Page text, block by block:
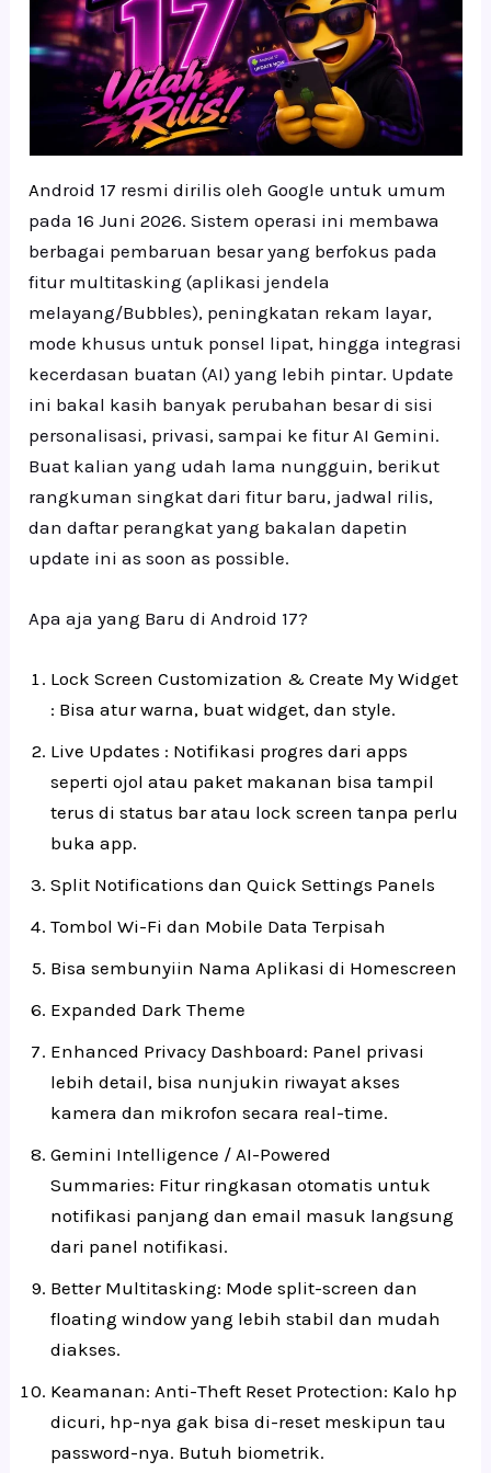
Android 17 resmi dirilis oleh Google untuk umum
pada 16 Juni 2026. Sistem operasi ini membawa
berbagai pembaruan besar yang berfokus pada
fitur multitasking (aplikasi jendela
melayang/Bubbles), peningkatan rekam layar,
mode khusus untuk ponsel lipat, hingga integrasi
kecerdasan buatan (AI) yang lebih pintar. Update
ini bakal kasih banyak perubahan besar di sisi
personalisasi, privasi, sampai ke fitur AI Gemini.
Buat kalian yang udah lama nungguin, berikut
rangkuman singkat dari fitur baru, jadwal rilis,
dan daftar perangkat yang bakalan dapetin
update ini as soon as possible.
Apa aja yang Baru di Android 17?
Lock Screen Customization & Create My Widget
: Bisa atur warna, buat widget, dan style.
Live Updates : Notifikasi progres dari apps
seperti ojol atau paket makanan bisa tampil
terus di status bar atau lock screen tanpa perlu
buka app.
Split Notifications dan Quick Settings Panels
Tombol Wi-Fi dan Mobile Data Terpisah
Bisa sembunyiin Nama Aplikasi di Homescreen
Expanded Dark Theme
Enhanced Privacy Dashboard: Panel privasi
lebih detail, bisa nunjukin riwayat akses
kamera dan mikrofon secara real-time.
Gemini Intelligence / AI-Powered
Summaries: Fitur ringkasan otomatis untuk
notifikasi panjang dan email masuk langsung
dari panel notifikasi.
Better Multitasking: Mode split-screen dan
floating window yang lebih stabil dan mudah
diakses.
Keamanan: Anti-Theft Reset Protection: Kalo hp
dicuri, hp-nya gak bisa di-reset meskipun tau
password-nya. Butuh biometrik.